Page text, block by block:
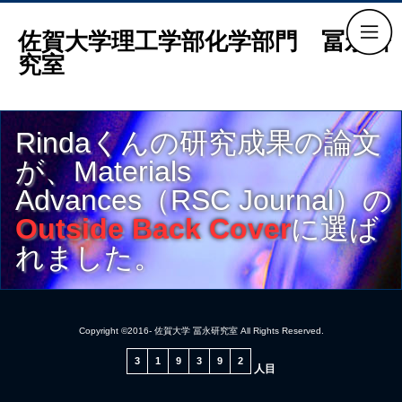
佐賀大学理工学部化学部門 冨永研
究室
Rindaくんの研究成果の論文
が、Materials
Advances（RSC Journal）の
Outside Back Coverに選ば
れました。
Copyright ©2016- 佐賀大学 冨永研究室 All Rights Reserved.
3 1 9 3 9 2
人目